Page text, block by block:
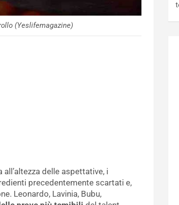
(Yeslifemagazine)
delle aspettative, i
precedentemente scartati e,
Leonardo, Lavinia, Bubu,